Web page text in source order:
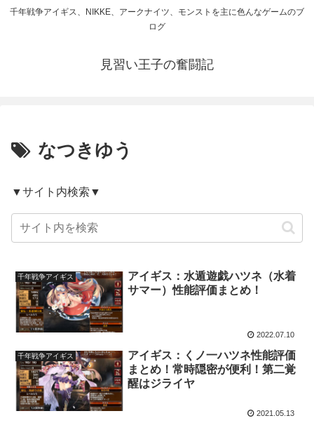
千年戦争アイギス、NIKKE、アークナイツ、モンストを主に色んなゲームのブ
ログ
見習い王子の奮闘記
なつきゆう
▼サイト内検索▼
千年戦争アイギス
アイギス：水遁遊戯ハツネ（水着
サマー）性能評価まとめ！
2022.07.10
千年戦争アイギス
アイギス：くノ一ハツネ性能評価
まとめ！常時隠密が便利！第二覚
醒はジライヤ
2021.05.13